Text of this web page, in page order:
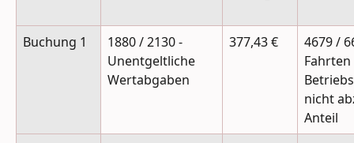
Buchung 1
1880 / 2130 -
Unentgeltliche
Wertabgaben
377,43 €
4679 /
nicht
Anteil